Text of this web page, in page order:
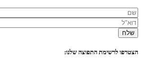
הצטרפו לרשימת התפוצה שלנו: